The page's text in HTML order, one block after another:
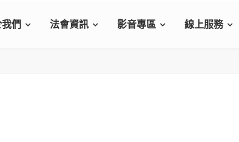
們 法會資訊 影音專區 線上服務